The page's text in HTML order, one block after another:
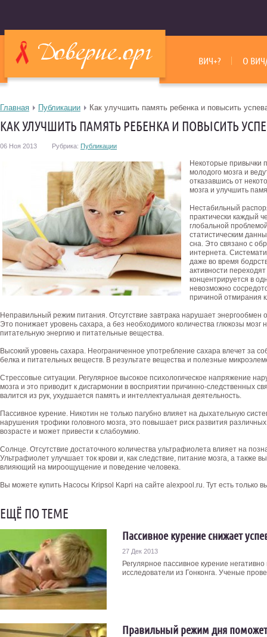
ВИЧ+? О
Главная Публикации Как улучшить память ребенка и повысить
КАК УЛУЧШИТЬ ПАМЯТЬ РЕБЕНКА И ПОВЫСИТЬ
06 Ноя 2013 Рубрика: Публикации
Некоторые привычки
молодого мозга и
отказавшись от
мозга и улучшить
Нестабильный
практически каждый
глобальной
статистическим
сна. Это связано с
интернета.
даже во время
активности
концентрируется в
невозможно
причиной отмирания
Неправильный режим питания. Отсутствие завтрака нарушает энергообмен
Это понижает уровень сахара, а без необходимого количества глюкозы
питательную энергию и питательные вещества.
Высокий уровень сахара. Неограниченное употребление сахара влечет за
белка и питательных веществ. В результате вещества и полезные
Стрессовые ситуации. Регулярное высокое психологическое напряжение
мозга и это приводит к дисгармонии в восприятии причинно-следственных
валится из рук, ухудшается память и интеллектуальная деятельность.
Пассивное курение. Никотин не только пагубно влияет на дыхательную
нарушения трофики головного мозга, это повышает риск развития
возрасте и может привести к слабоумию.
Солнце. Отсутствие достаточного количества ультрафиолета влияет на
Ультрафиолет улучшает ток крови и, как следствие, питание мозга, а также
влияющий на мироощущение и поведение человека.
Вы можете купить Насосы Kripsol Kapri на сайте alexpool.ru. Тут есть только
ЕЩЁ ПО ТЕМЕ
Пассивное курение снижает
27 Дек 2013
Регулярное пассивное курение
исследователи из Гонконга. Ученые
Правильный режим дня